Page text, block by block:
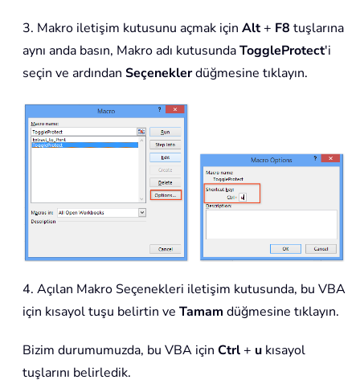
3. Makro iletişim kutusunu açmak için Alt+ F8 tuşlarına
aynı anda basın, Makro adı kutusundaToggleProtect'i
seçin ve ardından Seçeneklerdüğmesine tıklayın.
4. Açılan Makro Seçenekleri iletişim kutusunda, bu VBA
için kısayol tuşu belirtin ve Tamam düğmesine tıklayın.
Bizim durumumuzda, bu VBA için Ctrl+ u kısayol
tuşlarını belirledik.